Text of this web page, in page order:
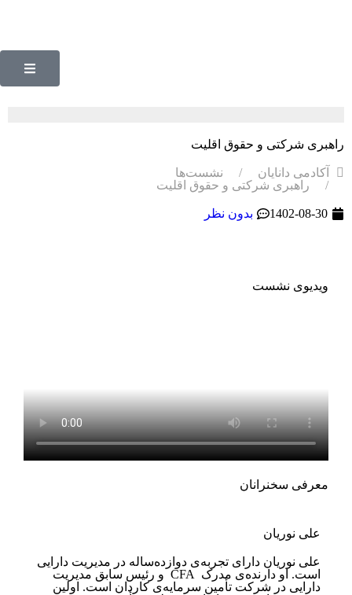
راهبری شرکتی و حقوق اقلیت
آکادمی دانایان
نشست‌ها
راهبری شرکتی و حقوق اقلیت
1402-08-30 بدون نظر
ویدیوی نشست
معرفی سخنرانان
علی نوریان
علی نوریان دارای تجربه‌ی دوازده‌ساله در مدیریت دارایی
است. او دارنده‌ی مدرک ‏ CFA ‏ و رئیس سابق مدیریت
دارایی در ‏‏شرکت تأمین سرمایه‌ی کاردان است. اولین